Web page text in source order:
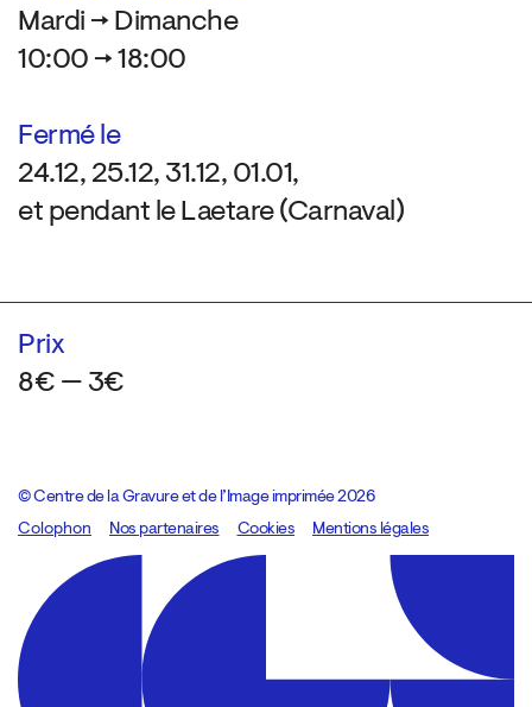
Mardi → Dimanche
10:00 → 18:00
Fermé le
24.12, 25.12, 31.12, 01.01,
et pendant le Laetare (Carnaval)
Prix
8€ — 3€
© Centre de la Gravure et de l’Image imprimée 2026
Colophon
Design:Marcel Kaczmarek, code:8080.studio
Nos partenaires Cookies Mentions légales